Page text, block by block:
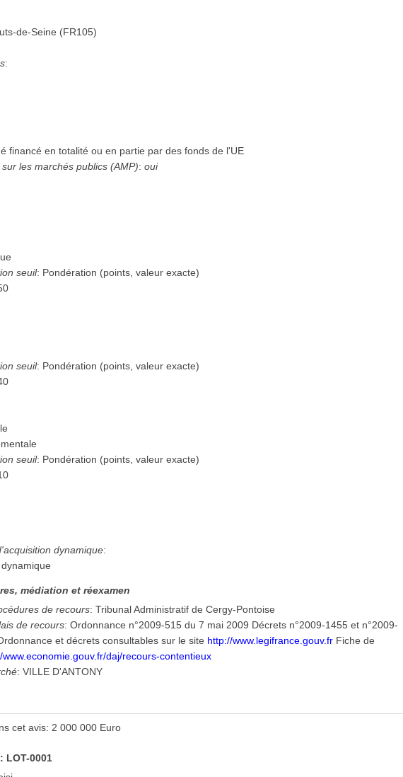
de-Seine (FR105)
:
financé en totalité ou en partie par des fonds de l'UE
les marchés publics (AMP):oui
seuil: Pondération (points, valeur exacte)
seuil: Pondération (points, valeur exacte)
seuil: Pondération (points, valeur exacte)
dynamique:
médiation et réexamen
de recours:Tribunal Administratif de Cergy-Pontoise
de recours:Ordonnance n°2009-515 du 7 mai 2009 Décrets n°2009-1455 et n°2009-
et décrets consultables sur le site http://www.legifrance.gouv.fr Fiche de
www.economie.gouv.fr/daj/recours-contentieux
:VILLE D'ANTONY
cet avis:2 000 000 Euro
: LOT-0001